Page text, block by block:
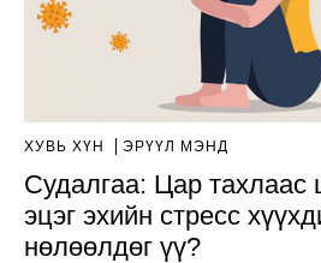
ХУВЬ ХҮН ЭРҮҮЛ МЭНД
Судалгаа: Цар тахлаас
эцэг эхийн стресс
нөлөөлдөг үү?